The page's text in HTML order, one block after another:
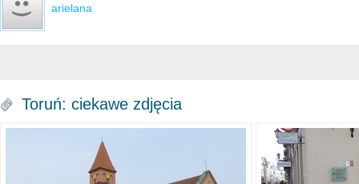
arielana
Toruń: ciekawe zdjęcia